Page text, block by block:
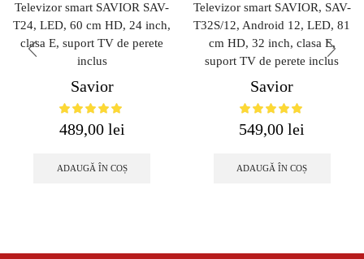
Televizor smart SAVIOR SAV-
T24, LED, 60 cm HD, 24 inch,
clasa E, suport TV de perete
inclus
Savior
489,00 lei
ADAUGĂ ÎN COȘ
Televizor smart SAVIOR, SAV-
T32S/12, Android 12, LED, 81
cm HD, 32 inch, clasa E,
suport TV de perete inclus
Savior
549,00lei
ADAUGĂ ÎN COȘ